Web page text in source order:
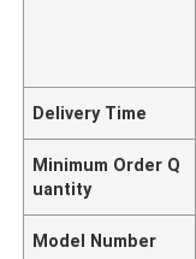
Delivery Time
Minimum Order Q
uantity
Model Number